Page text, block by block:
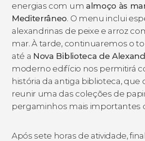
energias com um almoço às
Mediterrâneo. O menu inclui
alexandrinas de peixe e arroz
mar. À tarde, continuaremos o
até a Nova Biblioteca de
moderno edifício nos permitirá
história da antiga biblioteca, que
reunir uma das coleções de
pergaminhos mais importantes
Após sete horas de atividade,